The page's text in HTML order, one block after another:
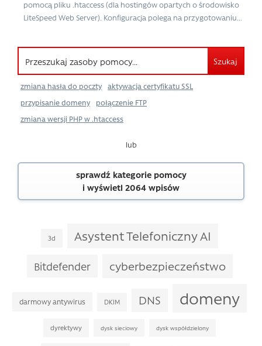
pomocą pliku .htaccess (dla hostingów opartych o środowisko
LiteSpeed ​​Web Server). Konfiguracja polega na przygotowaniu...
Szukaj
zmiana hasła do poczty
aktywacja certyfikatu SSL
przypisanie domeny
połączenie FTP
zmiana wersji PHP w .htaccess
lub
sprawdź kategorie pomocy
i wyświetl 2064 wpisów
3d Asystent Telefoniczny AI
Bitdefender cyberbezpieczeństwo
darmowy antywirus DKIM DNS domeny
dyrektywy dysk sieciowy dysk współdzielony